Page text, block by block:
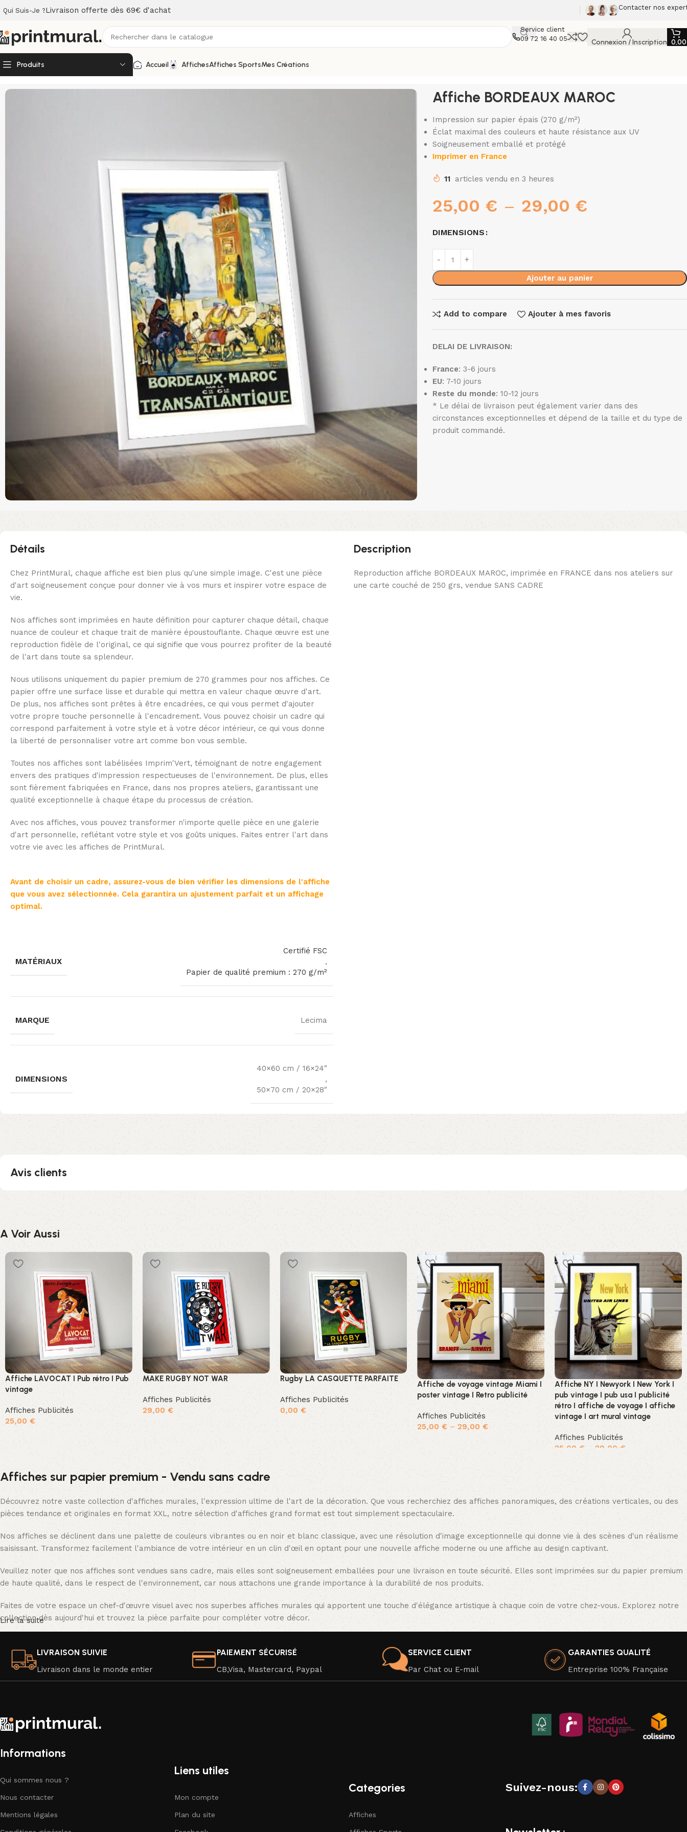
Qui Suis-Je ?Livraison offerte dès 69€ d'achat Contacter nos
Service client
09 72 16 40 05
Connexion / Inscription
Produits Accueil AffichesAffiches SportsMes Créations
Affiches Publicités Affiche BORDEAUX MAROC
Affiche BORDEAUX MAROC
Impression sur papier épais (270 g/m²)
Éclat maximal des couleurs et haute résistance aux UV
Soigneusement emballé et protégé
Imprimer en France
11 articles vendu en 3 heures
25,00 € – 29,00 €
DIMENSIONS
Ajouter au panier
Add to compare Ajouter à mes favoris
DELAI DE LIVRAISON:
France: 3-6 jours
EU: 7-10 jours
Reste du monde: 10-12 jours
* Le délai de livraison peut également varier dans des
circonstances exceptionnelles et dépend de la taille et du type de
produit commandé.
Détails
Chez PrintMural, chaque affiche est bien plus qu'une simple image. C'est une pièce
d'art soigneusement conçue pour donner vie à vos murs et inspirer votre espace de
vie.
Nos affiches sont imprimées en haute définition pour capturer chaque détail, chaque
nuance de couleur et chaque trait de manière époustouflante. Chaque œuvre est une
reproduction fidèle de l'original, ce qui signifie que vous pourrez profiter de la beauté
de l'art dans toute sa splendeur.
Nous utilisons uniquement du papier premium de 270 grammes pour nos affiches. Ce
papier offre une surface lisse et durable qui mettra en valeur chaque œuvre d'art.
De plus, nos affiches sont prêtes à être encadrées, ce qui vous permet d'ajouter
votre propre touche personnelle à l'encadrement. Vous pouvez choisir un cadre qui
correspond parfaitement à votre style et à votre décor intérieur, ce qui vous donne
la liberté de personnaliser votre art comme bon vous semble.
Toutes nos affiches sont labélisées Imprim'Vert, témoignant de notre engagement
envers des pratiques d'impression respectueuses de l'environnement. De plus, elles
sont fièrement fabriquées en France, dans nos propres ateliers, garantissant une
qualité exceptionnelle à chaque étape du processus de création.
Avec nos affiches, vous pouvez transformer n'importe quelle pièce en une galerie
d'art personnelle, reflétant votre style et vos goûts uniques. Faites entrer l'art dans
votre vie avec les affiches de PrintMural.
Avant de choisir un cadre, assurez-vous de bien vérifier les dimensions de l'affiche
que vous avez sélectionnée. Cela garantira un ajustement parfait et un affichage
optimal.
MATÉRIAUX
Certifié FSC
,
Papier de qualité premium : 270 g/m²
MARQUE Lecima
DIMENSIONS
40×60 cm / 16×24″
,
50×70 cm / 20×28″
Description
Reproduction affiche BORDEAUX MAROC, imprimée en FRANCE dans nos ateliers sur
une carte couché de 250 grs, vendue SANS CADRE
Avis clients
A Voir Aussi
Affiche LAVOCAT I Pub rétro I Pub
vintage
Affiches Publicités
25,00€
Ajouter au panier
MAKE RUGBY NOT WAR
Affiches Publicités
29,00 €
Ajouter au panier
Rugby LA CASQUETTE PARFAITE
Affiches Publicités
0,00€
Ajouter au panier
Affiche de voyage vintage Miami I
poster vintage I Retro publicité
Affiches Publicités
25,00€–29,00€
Choix des options
Affiche NY I Newyork I New York I
pub vintage I pub usa I publicité
rétro I affiche de voyage I affiche
vintage I art mural vintage
Affiches Publicités
25,00€–29,00€
Choix des options
Affiches sur papier premium - Vendu sans cadre
Découvrez notre vaste collection d'affiches murales, l'expression ultime de l'art de la décoration. Que vous recherchiez des affiches panoramiques, des créations verticales, ou des
pièces tendance et originales en format XXL, notre sélection d'affiches grand format est tout simplement spectaculaire.
Nos affiches se déclinent dans une palette de couleurs vibrantes ou en noir et blanc classique, avec une résolution d'image exceptionnelle qui donne vie à des scènes d'un réalisme
saisissant. Transformez facilement l'ambiance de votre intérieur en un clin d'œil en optant pour une nouvelle affiche moderne ou une affiche au design captivant.
Veuillez noter que nos affiches sont vendues sans cadre, mais elles sont soigneusement emballées pour une livraison en toute sécurité. Elles sont imprimées sur du papier premium
de haute qualité, dans le respect de l'environnement, car nous attachons une grande importance à la durabilité de nos produits.
Faites de votre espace un chef-d'œuvre visuel avec nos superbes affiches murales qui apportent une touche d'élégance artistique à chaque coin de votre chez-vous. Explorez notre
collection dès aujourd'hui et trouvez la pièce parfaite pour compléter votre décor.
Lire la suite
LIVRAISON SUIVIE
Livraison dans le monde entier
PAIEMENT SÉCURISÉ
CB,Visa, Mastercard, Paypal
SERVICE CLIENT
Par Chat ou E-mail
GARANTIES QUALITÉ
Entreprise 100% Française
Informations
Qui sommes nous ?
Nous contacter
Mentions légales
Liens utiles
Mon compte
Plan du site
Categories
Affiches
Suivez-nous: